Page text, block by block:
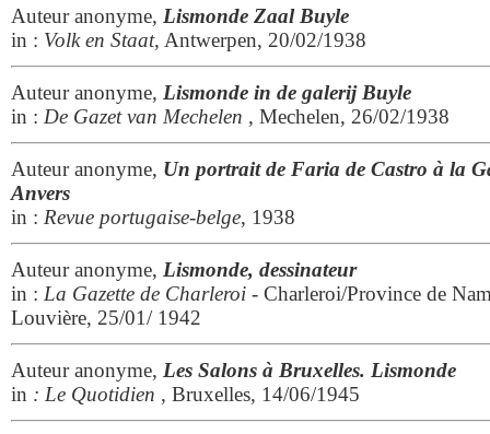
Auteur anonyme, Lismonde Zaal Buyle
in : Volk en Staat, Antwerpen, 20/02/1938
Auteur anonyme, Lismonde in de galerij Buyle
in : De Gazet van Mechelen , Mechelen, 26/02/1938
Auteur anonyme, Un portrait de Faria de Castro à la
Anvers
in : Revue portugaise-belge, 1938
Auteur anonyme, Lismonde, dessinateur
in : La Gazette de Charleroi - Charleroi/Province de
Louvière, 25/01/ 1942
Auteur anonyme, Les Salons à Bruxelles. Lismonde
in : Le Quotidien , Bruxelles, 14/06/1945